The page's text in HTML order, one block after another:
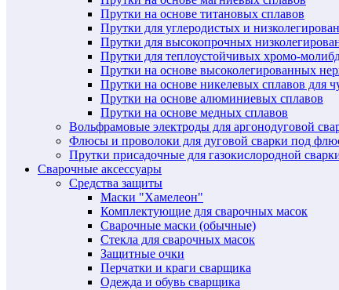
Прутки на основе титановых сплавов
Прутки для углеродистых и
Прутки для высокопрочных
Прутки для теплоустойчивых хромо-
Прутки на основе высоколегированных
Прутки на основе никелевых сплавов для
Прутки на основе алюминиевых сплавов
Прутки на основе медных сплавов
Вольфрамовые электроды для аргонодуговой
Флюсы и проволоки для дуговой сварки под
Прутки присадочные для газокислородной
Сварочные аксессуары
Средства защиты
Маски "Хамелеон"
Комплектующие для сварочных масок
Сварочные маски (обычные)
Стекла для сварочных масок
Защитные очки
Перчатки и краги сварщика
Одежда и обувь сварщика